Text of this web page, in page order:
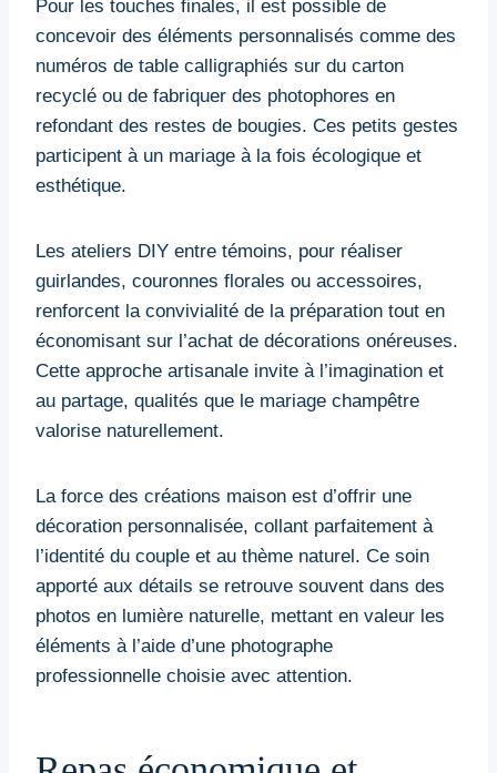
Pour les touches finales, il est possible de
concevoir des éléments personnalisés comme des
numéros de table calligraphiés sur du carton
recyclé ou de fabriquer des photophores en
refondant des restes de bougies. Ces petits gestes
participent à un mariage à la fois écologique et
esthétique.
Les ateliers DIY entre témoins, pour réaliser
guirlandes, couronnes florales ou accessoires,
renforcent la convivialité de la préparation tout en
économisant sur l’achat de décorations onéreuses.
Cette approche artisanale invite à l’imagination et
au partage, qualités que le mariage champêtre
valorise naturellement.
La force des créations maison est d’offrir une
décoration personnalisée, collant parfaitement à
l’identité du couple et au thème naturel. Ce soin
apporté aux détails se retrouve souvent dans des
photos en lumière naturelle, mettant en valeur les
éléments à l’aide d’une photographe
professionnelle choisie avec attention.